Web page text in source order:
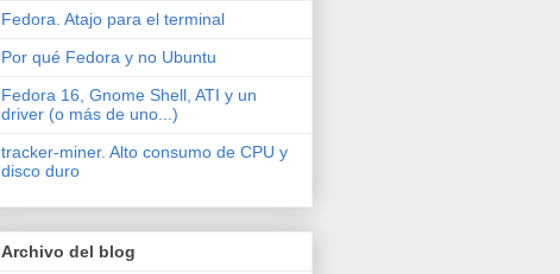
Fedora. Atajo para el terminal
Por qué Fedora y no Ubuntu
Fedora 16, Gnome Shell, ATI y un
driver (o más de uno...)
tracker-miner. Alto consumo de CPU y
disco duro
Archivo del blog